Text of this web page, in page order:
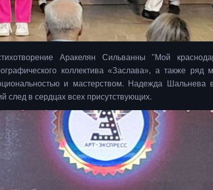
Аракелян Сильванны "Мой
коллектива «Заслава», а также ряд
и мастерством. Надежда Шальнева
след в сердцах всех присутствующих.